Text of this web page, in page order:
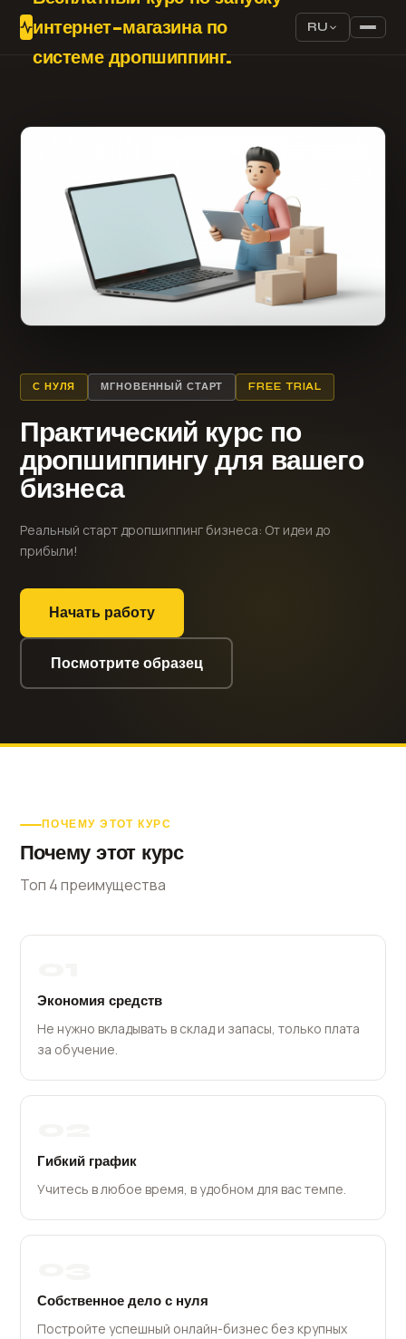
интернет-магазина по
системе дропшиппинг.
RU
С НУЛЯ МГНОВЕННЫЙ СТАРТ FREE TRIAL
Практический курс по
дропшиппингу для вашего
бизнеса
Реальный старт дропшиппинг бизнеса: От идеи до
прибыли!
Начать работу
Посмотрите образец
ПОЧЕМУ ЭТОТ КУРС
Почему этот курс
Топ 4 преимущества
Экономия средств
Не нужно вкладывать в склад и запасы, только плата
за обучение.
Гибкий график
Учитесь в любое время, в удобном для вас темпе.
Собственное дело с нуля
Постройте успешный онлайн-бизнес без крупных